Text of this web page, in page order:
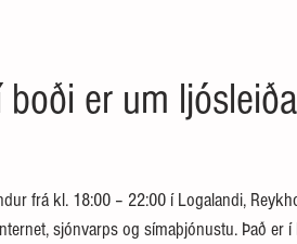
er um
frá kl. 18:00 – 22:00 í Logalandi,
sjónvarps og símaþjónustu. Það er